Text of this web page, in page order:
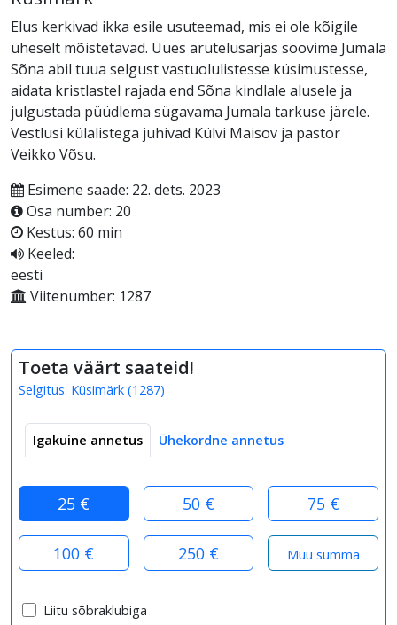
Elus kerkivad ikka esile usuteemad, mis ei ole kõigile
üheselt mõistetavad. Uues arutelusarjas soovime Jumala
Sõna abil tuua selgust vastuolulistesse küsimustesse,
aidata kristlastel rajada end Sõna kindlale alusele ja
julgustada püüdlema sügavama Jumala tarkuse järele.
Vestlusi külalistega juhivad Külvi Maisov ja pastor
Veikko Võsu.
Esimene saade: 22. dets. 2023
Osa number: 20
Kestus: 60 min
Keeled:
eesti
Viitenumber: 1287
Toeta väärt saateid!
Selgitus: Küsimärk (1287)
Igakuine annetus Ühekordne annetus
25 € 50 € 75 €
100 € 250 €
Liitu sõbraklubiga